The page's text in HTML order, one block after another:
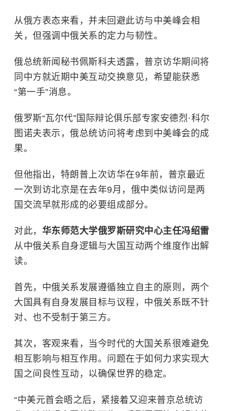
从俄方表态来看，并未回避此访与中美峰会相
关，但强调中俄关系的定力与韧性。
俄总统新闻秘书佩斯科夫透露，普京访华期间将
同中方就近期中美互动交换意见，希望能获悉
“第一手”消息。
俄罗斯“瓦尔代”国际辩论俱乐部专家安德烈·科尔
图诺夫表示，俄总统访问将考虑到中美峰会的成
果。
但他指出，特朗普上次访华在9年前，普京最近
一次到访北京是在去年9月，俄中类似访问是两
国交流早就形成的必要组成部分。
对此， 华东师范大学俄罗斯研究中心主任冯绍雷
从中俄关系自身逻辑与大国互动两个维度作出解
读。
首先，中俄关系发展遵循独立自主的原则，两个
大国具有自身发展目标与议程，中俄关系既不针
对、也不受制于第三方。
其次，客观来看，当今时代的大国关系很难避免
相互影响与相互作用。问题在于如何力求实现大
国之间良性互动，以确保世界的稳定。
“中美元首会晤之后，紧接着又迎来普京总统访